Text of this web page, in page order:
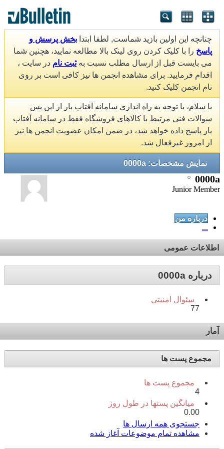
چنانچه این اولین بازید شماست, لطفا ابتدا بخش پرسش و
پاسخ را با کلیک کردن روی لینک بالا مطالعه نمایید، هچنین شما
می بایست قبل از ارسال مطلب نسبت بهثبت نام در سایت ،
اقدام فرمایید. برای مشاهده انجمن ها نیز کافی است بر روی
نام انجمن کلیک کنید.
با سلام، با توجه به راه اندازی سامانه آفتاب یار از این پس
سوالات فنی مرتبط با کالاهای فروشگاه فقط در سامانه آفتاب
یار پاسخ داده خواهد شد، در ضمن امکان عضویت انجمن ها نیز
از امروز غیرفعال شد.
نمایش مشخصات: 0000a
0000a
Junior Member
درباره من
...
اطلاعات عمومی
درباره 0000a
سئوال امنیتی
77
آمار
مجموع پست ها
مجموع پست ها
4
میانگین پستها در طول روز
0.00
جستجوی همه ارسال ها
مشاهده تمام موضوعات آغاز شده